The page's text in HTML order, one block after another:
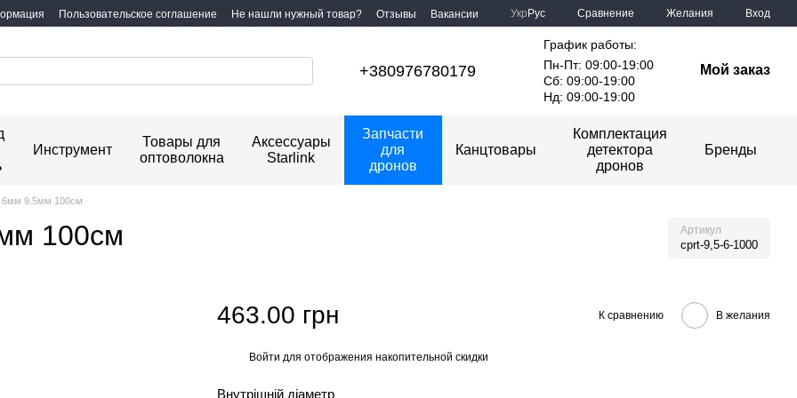
Пользовательское соглашение Не нашли нужный товар? Отзывы Вакансии Укр Рус Сравнение Желания Вход
+380976780179
График работы:
Пн-Пт: 09:00-19:00
Сб: 09:00-19:00
Нд: 09:00-19:00
Мой заказ
Инструмент
Товары для
оптоволокна
Аксессуары
Starlink
Запчасти
для
дронов
Канцтовары
Комплектация
детектора
дронов
Бренды
6мм 9.5мм 100см
100см Артикул
cprt-9,5-6-1000
463.00 грн К сравнению В желания
Войти для отображения накопительной скидки
Внутрішній діаметр